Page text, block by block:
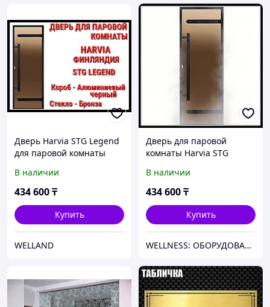
Дверь Harvia STG Legend
для паровой комнаты
69x189x9,2 см., короб:
алюминий, стекло:
В наличии
434 600₸
Купить
WELLAND
Дверь для паровой
комнаты Harvia STG
алюминий, стекло -
бронза, без порога)
В наличии
434 600₸
Купить
WELLNESS: ОБОРУДОВАНИЕ, МАТЕРИАЛЫ И СНАБЖЕНИЕ ДЛЯ БАССЕЙНОВ, САУН, БАНЬ, ХАМАМОВ И ПАРОВЫХ КОМНАТ